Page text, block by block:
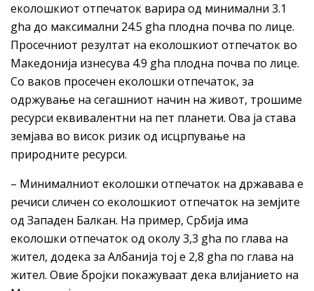
еколошкиот отпечаток варира од минимални 3.1
gha до максимални 24.5 gha плодна почва по лице.
Просечниот резултат на еколошкиот отпечаток во
Македонија изнесува 4.9 gha плодна почва по лице.
Со ваков просечен еколошки отпечаток, за
одржување на сегашниот начин на живот, трошиме
ресурси еквивалентни на пет планети. Ова ја става
земјава во висок ризик од исцрпување на
природните ресурси.
– Минималниот еколошки отпечаток на државава е
речиси сличен со еколошкиот отпечаток на земјите
од Западен Балкан. На пример, Србија има
еколошки отпечаток од околу 3,3 gha по глава на
жител, додека за Албанија тој е 2,8 gha по глава на
жител. Овие бројки покажуваат дека влијанието на